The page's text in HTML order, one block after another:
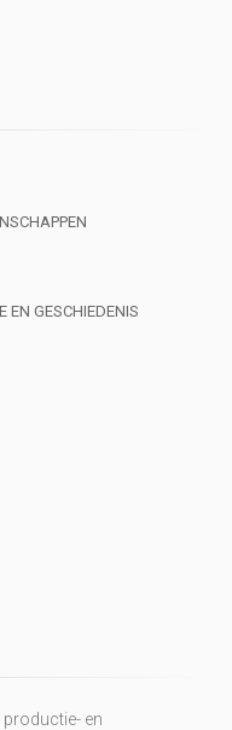
EN GESCHIEDENIS
en